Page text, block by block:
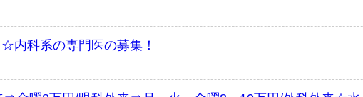
科系の専門医の募集！